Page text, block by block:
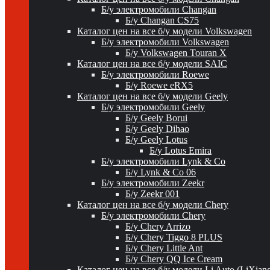
Б/у электромобили Changan
Б/у Changan CS75
Каталог цен на все б/у модели Volkswagen
Б/у электромобили Volkswagen
Б/у Volkswagen Touran X
Каталог цен на все б/у модели SAIC
Б/у электромобили Roewe
Б/у Roewe eRX5
Каталог цен на все б/у модели Geely
Б/у электромобили Geely
Б/у Geely Borui
Б/у Geely Dihao
Б/у Geely Lotus
Б/у Lotus Emira
Б/у электромобили Lynk & Co
Б/у Lynk & Co 06
Б/у электромобили Zeekr
Б/у Zeekr 001
Каталог цен на все б/у модели Chery
Б/у электромобили Chery
Б/у Chery Arrizo
Б/у Chery Tiggo 8 PLUS
Б/у Chery Little Ant
Б/у Chery QQ Ice Cream